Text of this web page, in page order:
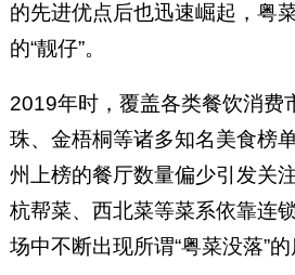
的先进优点后也迅速崛起，粤
的“靓仔”。
2019年时，覆盖各类餐饮消费
珠、金梧桐等诸多知名美食榜
州上榜的餐厅数量偏少引发关
杭帮菜、西北菜等菜系依靠连
场中不断出现所谓“粤菜没落”的